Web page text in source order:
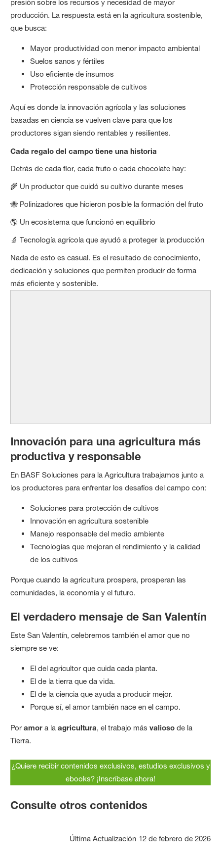
presión sobre los recursos y necesidad de mayor
producción. La respuesta está en la agricultura sostenible,
que busca:
Mayor productividad con menor impacto ambiental
Suelos sanos y fértiles
Uso eficiente de insumos
Protección responsable de cultivos
Aquí es donde la innovación agrícola y las soluciones
basadas en ciencia se vuelven clave para que los
productores sigan siendo rentables y resilientes.
Cada regalo del campo tiene una historia
Detrás de cada flor, cada fruto o cada chocolate hay:
🌾 Un productor que cuidó su cultivo durante meses
🐝 Polinizadores que hicieron posible la formación del fruto
🌎 Un ecosistema que funcionó en equilibrio
🔬 Tecnología agrícola que ayudó a proteger la producción
Nada de esto es casual. Es el resultado de conocimiento,
dedicación y soluciones que permiten producir de forma
más eficiente y sostenible.
Innovación para una agricultura más
productiva y responsable
En BASF Soluciones para la Agricultura trabajamos junto a
los productores para enfrentar los desafíos del campo con:
Soluciones para protección de cultivos
Innovación en agricultura sostenible
Manejo responsable del medio ambiente
Tecnologías que mejoran el rendimiento y la calidad
de los cultivos
Porque cuando la agricultura prospera, prosperan las
comunidades, la economía y el futuro.
El verdadero mensaje de San Valentín
Este San Valentín, celebremos también el amor que no
siempre se ve:
El del agricultor que cuida cada planta.
El de la tierra que da vida.
El de la ciencia que ayuda a producir mejor.
Porque sí, el amor también nace en el campo.
Poramor a laagricultura, el trabajo másvalioso de la
Tierra.
¿Quiere recibir contenidos exclusivos, estudios exclusivos y
ebooks? ¡Inscríbase ahora!
Consulte otros contenidos
Última Actualización 12 de febrero de 2026